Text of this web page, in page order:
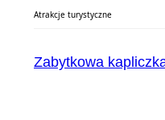
Atrakcje turystyczne
Zabytkowa